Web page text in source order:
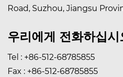
Road, Suzhou, Jiangsu
우리에게 전화하십시
Tel : +86-512-68785855
Fax : +86-512-68785855